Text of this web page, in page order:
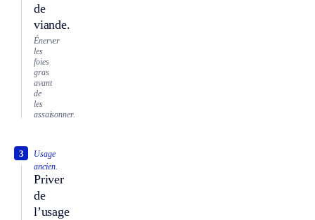
de
viande.
Énerver
les
foies
gras
avant
de
les
assaisonner.
Usage
ancien.
Priver
de
l’usage
3